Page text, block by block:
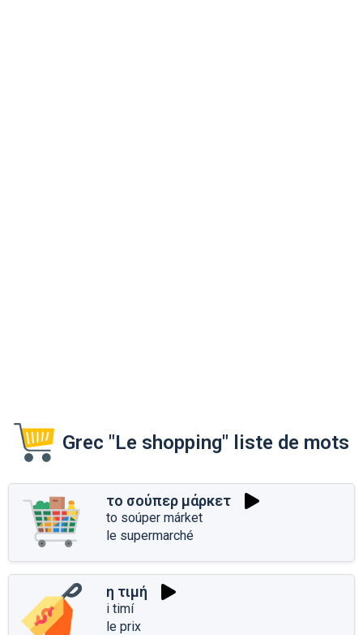
Grec "Le shopping" liste de mots
το σούπερ μάρκετ
to soúper márket
le supermarché
η τιμή
i timí
le prix